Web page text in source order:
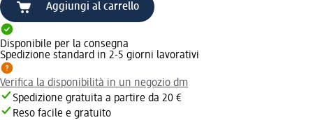
Aggiungi al carrello
Disponibile per la consegna
Spedizione standard in 2-5 giorni lavorativi
Verifica la disponibilità in un negozio dm
Spedizione gratuita a partire da 20 €
Reso facile e gratuito